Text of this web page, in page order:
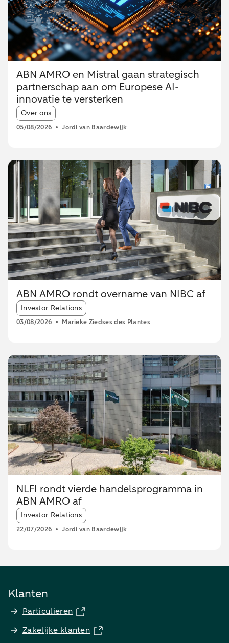
ABN AMRO en Mistral gaan strategisch
partnerschap aan om Europese AI-
innovatie te versterken
Article tags:
Over ons
05/08/2026 Jordi van Baardewijk
ABN AMRO rondt overname van NIBC af
Article tags:
Investor Relations
03/08/2026 Marieke Ziedses des Plantes
NLFI rondt vierde handelsprogramma in
ABN AMRO af
Article tags:
Investor Relations
22/07/2026 Jordi van Baardewijk
Klanten
Particulieren
Zakelijke klanten